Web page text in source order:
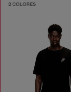
2 COLORES